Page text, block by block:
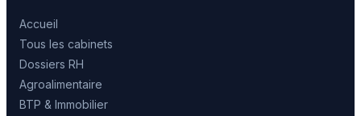
Accueil
Tous les cabinets
Dossiers RH
Agroalimentaire
BTP & Immobilier